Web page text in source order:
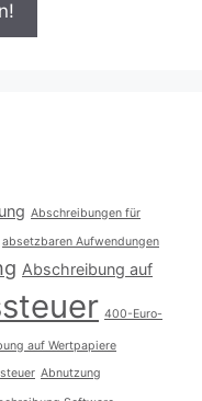
Abschreibungen für
absetzbaren Aufwendungen
Abschreibung auf
400-Euro-
auf Wertpapiere
Abnutzung